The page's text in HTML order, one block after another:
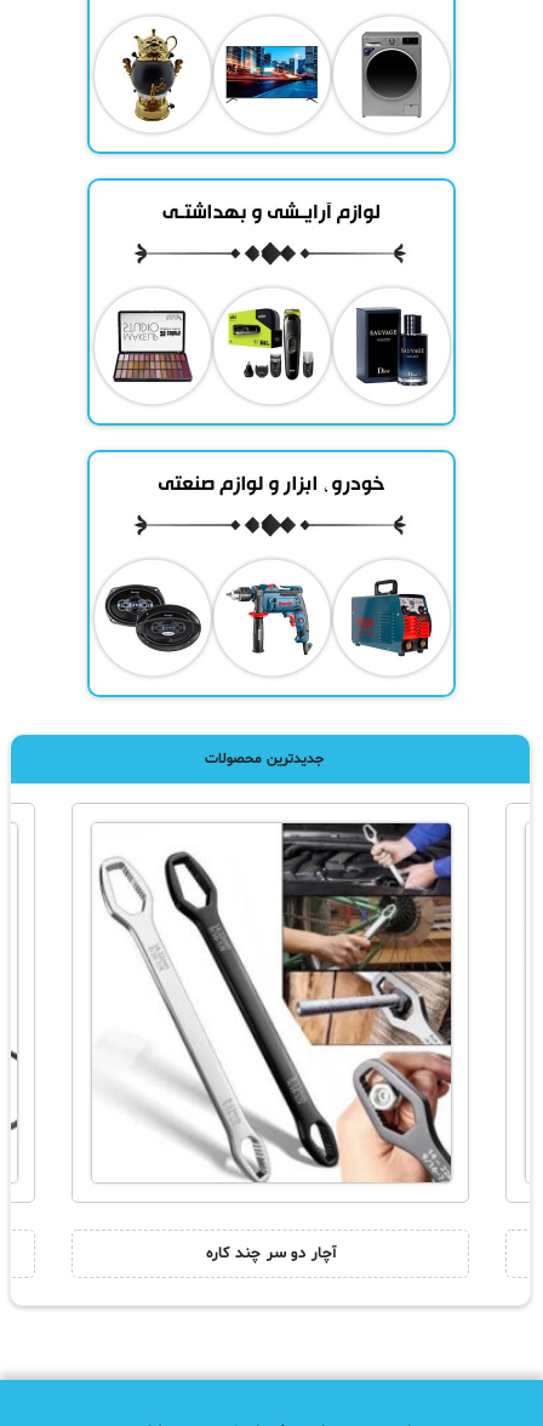
جدیدترین محصولات
آچار دو سر چند کاره